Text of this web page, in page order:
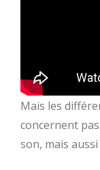
Mais les
concernent
son, mais